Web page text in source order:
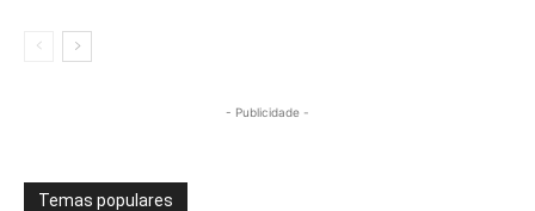
- Publicidade -
Temas populares